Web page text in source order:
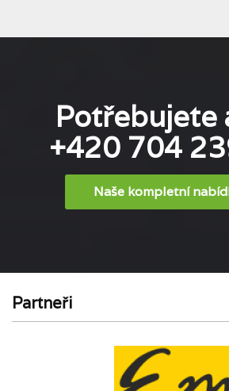
Potřebujete
+420 704
Naše kompletní
Partneři